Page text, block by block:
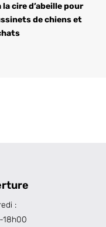
cire d’abeille pour
de chiens et
:
18h00